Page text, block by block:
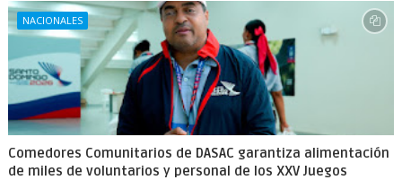
NACIONALES
Comedores Comunitarios de DASAC garantiza alimentación
de miles de voluntarios y personal de los XXV Juegos